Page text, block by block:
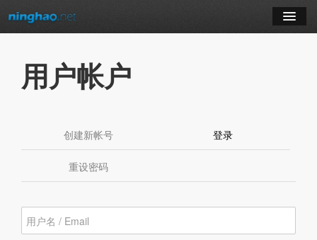
博客
订阅课程
用户帐户
创建新帐号 登录
重设密码